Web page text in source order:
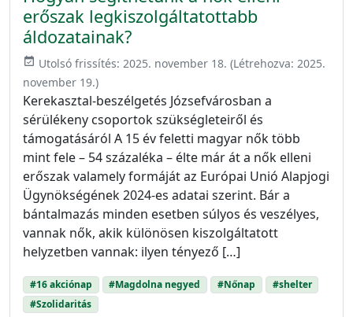
erőszak legkiszolgáltatottabb
áldozatainak?
event_available Utolsó frissítés: 2025. november 18. (Létrehozva: 2025.
november 19.)
Kerekasztal-beszélgetés Józsefvárosban a
sérülékeny csoportok szükségleteiről és
támogatásáról A 15 év feletti magyar nők több
mint fele – 54 százaléka – élte már át a nők elleni
erőszak valamely formáját az Európai Unió Alapjogi
Ügynökségének 2024-es adatai szerint. Bár a
bántalmazás minden esetben súlyos és veszélyes,
vannak nők, akik különösen kiszolgáltatott
helyzetben vannak: ilyen tényező […]
#16 akciónap #Magdolna negyed #Nőnap
#shelter
#Szolidaritás